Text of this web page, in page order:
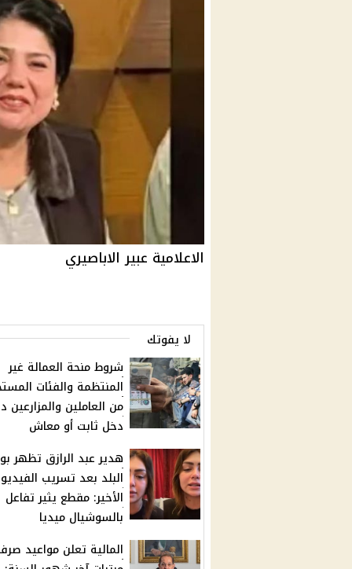
الاعلامية عبير الاباصيري
لا يفوتك
شروط منحة العمالة غير
المنتظمة والفئات
من العاملين والمزارعين
دخل ثابت أو معاش
هدير عبد الرازق تظهر
البلد بعد تسريب الفيديو
الأخير: مقطع يثير تفاعل
بالسوشيال ميديا
المالية تعلن مواعيد